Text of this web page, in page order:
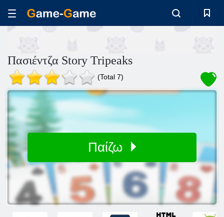
Πασιέντζα Story Tripeaks
(Total 7)
Παίζω